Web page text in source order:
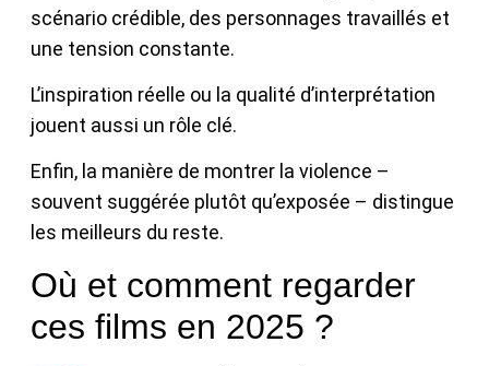
scénario crédible, des personnages travaillés et
une tension constante.
L’inspiration réelle ou la qualité d’interprétation
jouent aussi un rôle clé.
Enfin, la manière de montrer la violence –
souvent suggérée plutôt qu’exposée – distingue
les meilleurs du reste.
Où et comment regarder
ces films en 2025 ?